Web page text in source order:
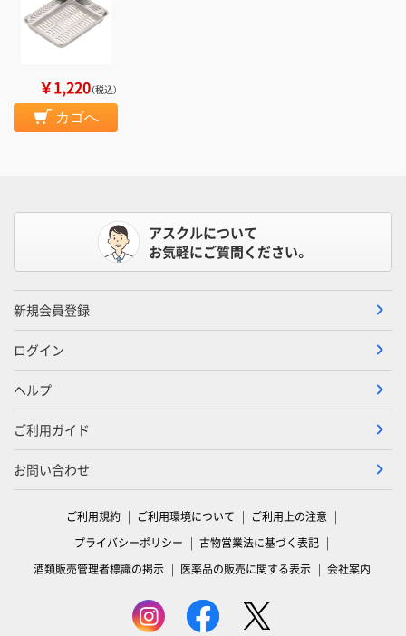
￥1,220（税込）
カゴへ
アスクルについて
お気軽にご質問ください。
新規会員登録
ログイン
ヘルプ
ご利用ガイド
お問い合わせ
ご利用規約 ご利用環境について
ご利用上の注意
プライバシーポリシー
古物営業法に基づく表記
酒類販売管理者標識の掲示
医薬品の販売に関する表示 会社案内